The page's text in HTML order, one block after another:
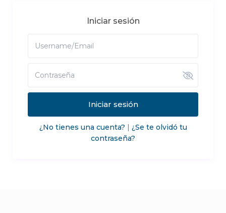
Iniciar sesión
Iniciar sesión
¿No tienes una cuenta? | ¿Se te olvidó tu
contraseña?